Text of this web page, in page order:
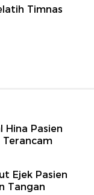
Timnas
Hina Pasien
Terancam
Ejek Pasien
Tangan